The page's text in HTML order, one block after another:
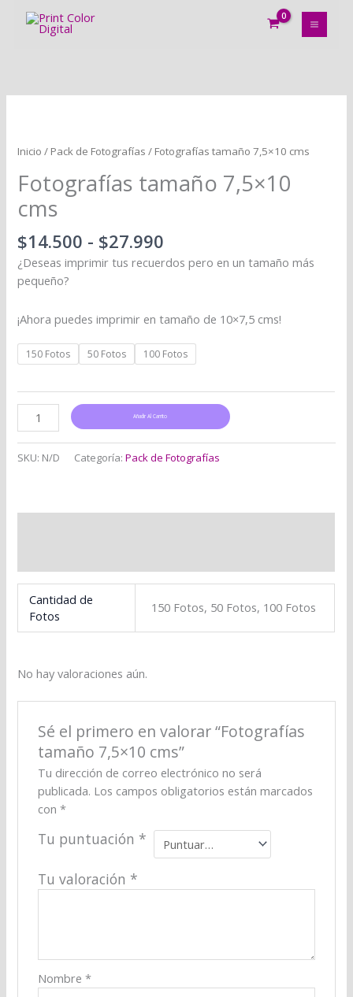
Inicio / Pack de Fotografías / Fotografías tamaño 7,5×10 cms
Fotografías tamaño 7,5×10
cms
$14.500 - $27.990
precios:
desde
$14.500
¿Deseas imprimir tus recuerdos pero en un tamaño más
pequeño?
¡Ahora puedes imprimir en tamaño de 10×7,5 cms!
150 Fotos 50 Fotos 100 Fotos
7,5x10
cantidad
Añadir Al Carrito
SKU: N/D Categoría:Pack de Fotografías
Cantidad de
Fotos
150 Fotos, 50 Fotos, 100 Fotos
No hay valoraciones aún.
Sé el primero en valorar “Fotografías
tamaño 7,5×10 cms”
Tu dirección de correo electrónico no será
publicada. Los campos obligatorios están marcados
con *
Tu puntuación *
Tu valoración *
Nombre *